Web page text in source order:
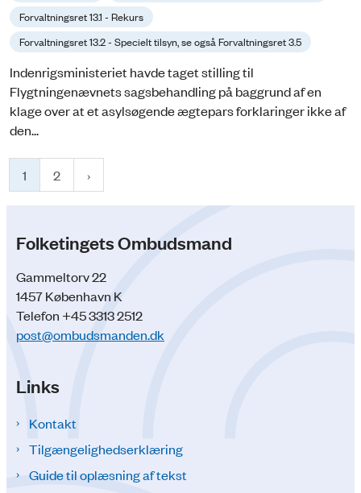
Forvaltningsret 13.1 - Rekurs
Forvaltningsret 13.2 - Specielt tilsyn, se også Forvaltningsret 3.5
Indenrigsministeriet havde taget stilling til
Flygtningenævnets sagsbehandling på baggrund af en
klage over at et asylsøgende ægtepars forklaringer ikke af
den...
1 2
Folketingets Ombudsmand
Gammeltorv 22
1457 København K
Telefon +45 3313 2512
post@ombudsmanden.dk
Links
Kontakt
Tilgængelighedserklæring
Guide til oplæsning af tekst